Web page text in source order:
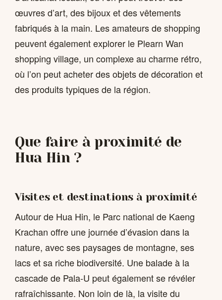
œuvres d’art, des bijoux et des vêtements
fabriqués à la main. Les amateurs de shopping
peuvent également explorer le Plearn Wan
shopping village, un complexe au charme rétro,
où l’on peut acheter des objets de décoration et
des produits typiques de la région.
Que faire à proximité de
Hua Hin ?
Visites et destinations à proximité
Autour de Hua Hin, le Parc national de Kaeng
Krachan offre une journée d’évasion dans la
nature, avec ses paysages de montagne, ses
lacs et sa riche biodiversité. Une balade à la
cascade de Pala-U peut également se révéler
rafraîchissante. Non loin de là, la visite du